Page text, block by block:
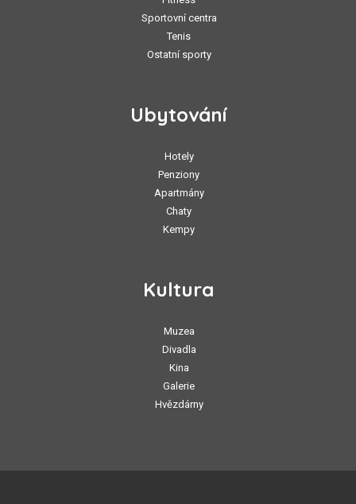
Sportovní centra
Tenis
Ostatní sporty
Ubytování
Hotely
Penziony
Apartmány
Chaty
Kempy
Kultura
Muzea
Divadla
Kina
Galerie
Hvězdárny